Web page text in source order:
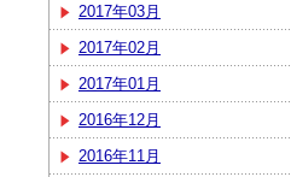
2017年03月
2017年02月
2017年01月
2016年12月
2016年11月